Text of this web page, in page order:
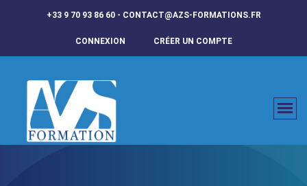
+33 9 70 93 86 60 - CONTACT@AZS-FORMATIONS.FR
CONNEXION CRÉER UN COMPTE